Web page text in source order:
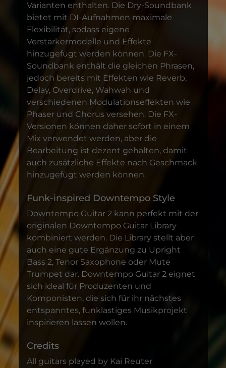
Varianten enthalten. Die Dry-Soundbank
bietet mit DI-Aufnahmen maximale
Flexibilität, sodass eigene
Verstärkermodelle und Effekte
hinzugefügt werden können. Die FX-
Soundbank enthält die gleichen Phrasen,
jedoch bereits mit Effekten wie Reverb,
Delay, Overdrive, Wahwah und
verschiedenen Modulationseffekten wie
Phaser und Chorus versehen. Die FX-
Versionen können daher sofort in einem
Mix verwendet werden, aber die
Bearbeitung ist dezent gehalten, damit
auch zusätzliche Effekte nach Geschmack
hinzugefügt werden können.
Funk-inspired Downtempo Style
Downtempo Guitar 2 kann perfekt mit der
originalen Downtempo Guitar Library
kombiniert werden. Die Library stellt aber
auch eine gute Ergänzung zu Upright
Bass 2, Tenor Saxophone oder Mute
Trumpet dar. Downtempo Guitar 2 eignet
sich ideal für Produzenten und
Komponisten, die sich für ihr nächstes
entspanntes, funklastiges Musikprojekt
inspirieren lassen wollen.
Credits
All guitars played by Kai Reuter